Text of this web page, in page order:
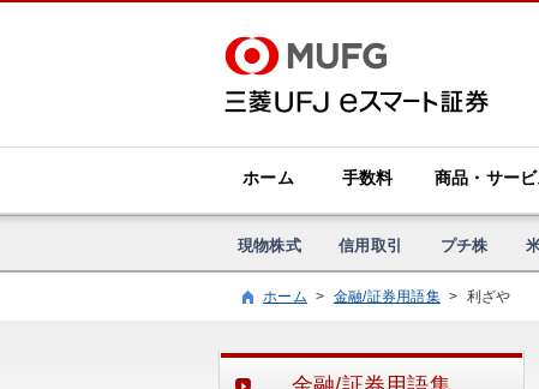
ホーム 手数料 商品・サービ
現物株式 信用取引 プチ株
ホーム > 金融/証券用語集 > 利ざや